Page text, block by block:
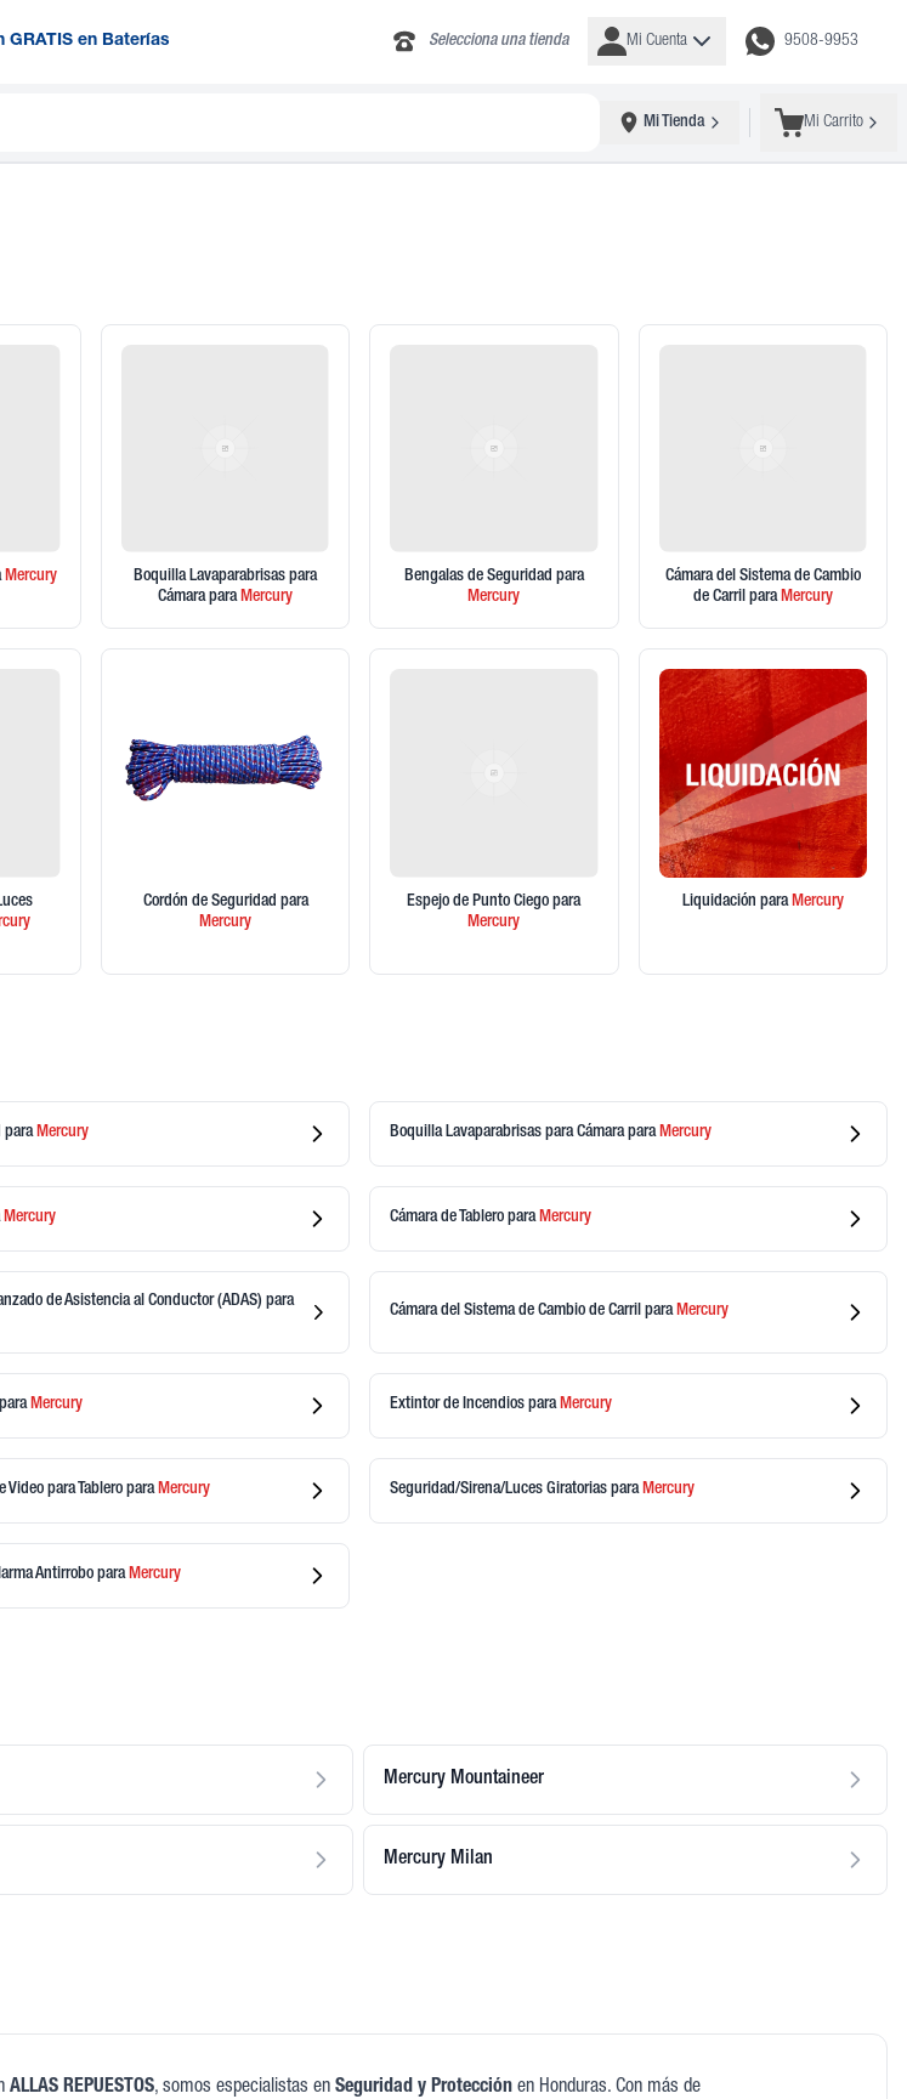
en Baterías Selecciona una tienda Mi Cuenta 9508-9953
Mi Tienda Mi Carrito
Mercury
Boquilla Lavaparabrisas para
Cámara paraMercury
Bengalas de Seguridad para
Mercury
Cámara del Sistema de Cambio
de Carril paraMercury
Cordón de Seguridad para
Mercury
Espejo de Punto Ciegopara
Mercury
Liquidación para Mercury
paraMercury Boquilla Lavaparabrisas para Cámara paraMercury
Mercury Cámara de Tablero paraMercury
de Asistencia al Conductor (ADAS) para
Cámara del Sistema de Cambio de Carril paraMercury
paraMercury Extintor de Incendios paraMercury
Video para Tablero paraMercury Seguridad/Sirena/Luces Giratorias paraMercury
Antirrobo paraMercury
Mercury Mountaineer
Mercury Milan
ALLAS REPUESTOS, somos especialistas enSeguridad y Protección en Honduras. Con más de